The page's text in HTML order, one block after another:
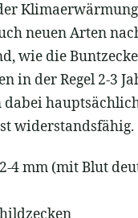
Klimaerwärmung
neuen Arten
wie die
in der Regel 2-3
widerstandsfähig.
2-4 mm (mit Blut